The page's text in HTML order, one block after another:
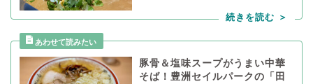
豚骨＆塩味スープがうまい中華
そば！豊洲セイルパークの「田